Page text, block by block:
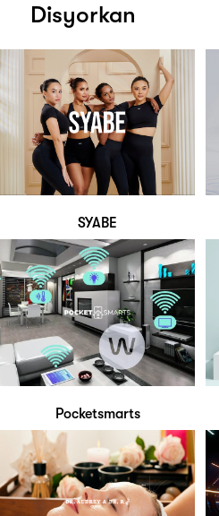
Disyorkan
SYABE
Pocketsmarts